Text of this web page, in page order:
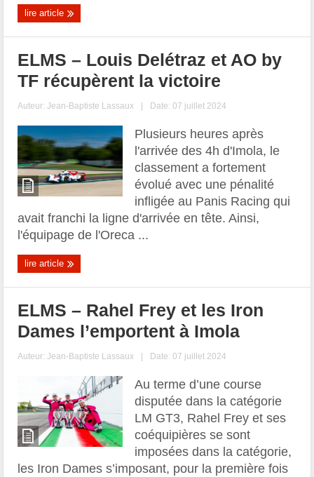
lire article
ELMS – Louis Delétraz et AO by
TF récupèrent la victoire
Auteur:Jean-Baptiste Lassaux | Date: 07 juillet 2024
Plusieurs heures après
l'arrivée des 4h d'Imola, le
classement a fortement
évolué avec une pénalité
infligée au Panis Racing qui
avait franchi la ligne d'arrivée en tête. Ainsi,
l'équipage de l'Oreca ...
lire article
ELMS – Rahel Frey et les Iron
Dames l’emportent à Imola
Auteur:Jean-Baptiste Lassaux | Date: 07 juillet 2024
Au terme d’une course
disputée dans la catégorie
LM GT3, Rahel Frey et ses
coéquipières se sont
imposées dans la catégorie,
les Iron Dames s’imposant, pour la première fois